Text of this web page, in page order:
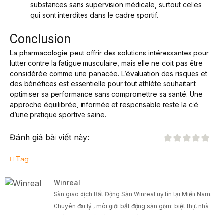
substances sans supervision médicale, surtout celles
qui sont interdites dans le cadre sportif.
Conclusion
La pharmacologie peut offrir des solutions intéressantes pour
lutter contre la fatigue musculaire, mais elle ne doit pas être
considérée comme une panacée. L’évaluation des risques et
des bénéfices est essentielle pour tout athlète souhaitant
optimiser sa performance sans compromettre sa santé. Une
approche équilibrée, informée et responsable reste la clé
d’une pratique sportive saine.
Đánh giá bài viết này:
Tag:
Winreal
Sàn giao dịch Bất Động Sản Winreal uy tín tại Miền Nam.
Chuyên đại lý , môi giới bất động sản gồm: biệt thự, nhà